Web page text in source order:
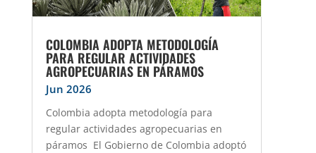
COLOMBIA ADOPTA METODOLOGÍA
PARA REGULAR ACTIVIDADES
AGROPECUARIAS EN PÁRAMOS
Jun 2026
Colombia adopta metodología para
regular actividades agropecuarias en
páramos El Gobierno de Colombia adoptó